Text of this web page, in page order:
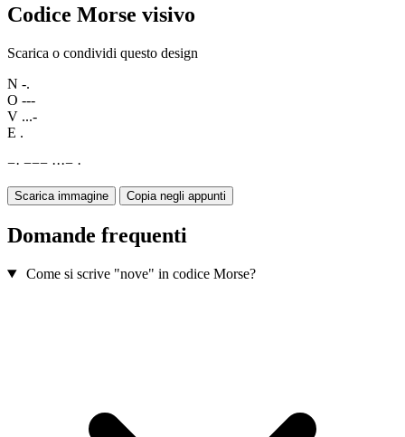
Codice Morse visivo
Scarica o condividi questo design
N -.
O ---
V ...-
E .
−· −−− ···− ·
Scarica immagine Copia negli appunti
Domande frequenti
Come si scrive "nove" in codice Morse?